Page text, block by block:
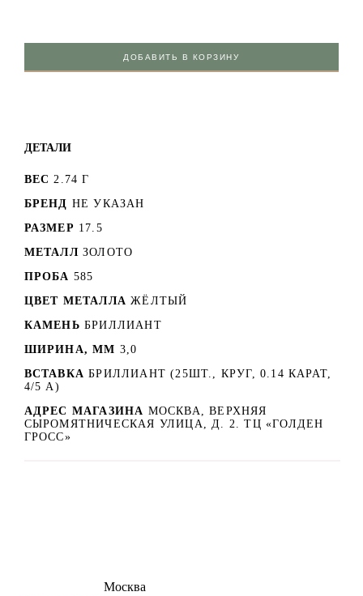
ДОБАВИТЬ В КОРЗИНУ
ДЕТАЛИ
ВЕС 2.74 Г
БРЕНД НЕ УКАЗАН
РАЗМЕР 17.5
МЕТАЛЛ ЗОЛОТО
ПРОБА 585
ЦВЕТ МЕТАЛЛА ЖЁЛТЫЙ
КАМЕНЬ БРИЛЛИАНТ
ШИРИНА, ММ 3,0
ВСТАВКА БРИЛЛИАНТ (25ШТ., КРУГ, 0.14 КАРАТ,
4/5 А)
АДРЕС МАГАЗИНА МОСКВА, ВЕРХНЯЯ
СЫРОМЯТНИЧЕСКАЯ УЛИЦА, Д. 2. ТЦ «ГОЛДЕН
ГРОСС»
Москва